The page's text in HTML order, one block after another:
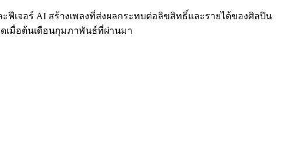
ะฟีเจอร์ AI สร้างเพลงที่ส่งผลกระทบต่อลิขสิทธิ์และรายได้ของศิลปิน
ดเมื่อต้นเดือนกุมภาพันธ์ที่ผ่านมา